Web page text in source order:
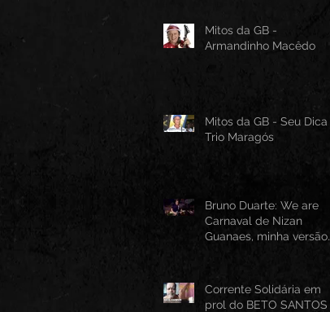
Mitos da GB -
Armandinho Macêdo
Mitos da GB - Seu Dica -
Trio Maragós
Bruno Duarte: We are
Carnaval de Nizan
Guanaes, minha versão
Corrente Solidária em
prol do BETO SANTOS